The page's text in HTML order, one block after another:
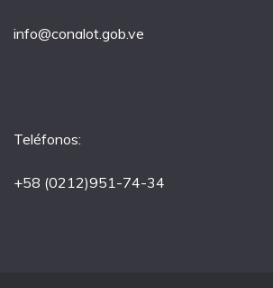
info@conalot.gob.ve
Teléfonos:
+58 (0212)951-74-34